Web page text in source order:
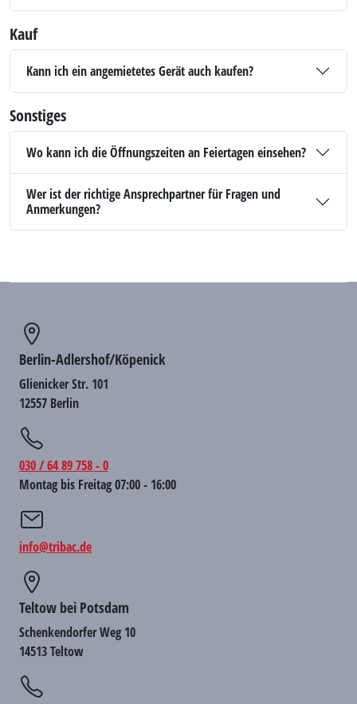
Kauf
Kann ich ein angemietetes Gerät auch kaufen?
Sonstiges
Wo kann ich die Öffnungszeiten an Feiertagen einsehen?
Wer ist der richtige Ansprechpartner für Fragen und
Anmerkungen?
Berlin-Adlershof/Köpenick
Glienicker Str. 101
12557 Berlin
030 / 64 89 758 - 0
Montag bis Freitag 07:00 - 16:00
info@tribac.de
Teltow bei Potsdam
Schenkendorfer Weg 10
14513 Teltow